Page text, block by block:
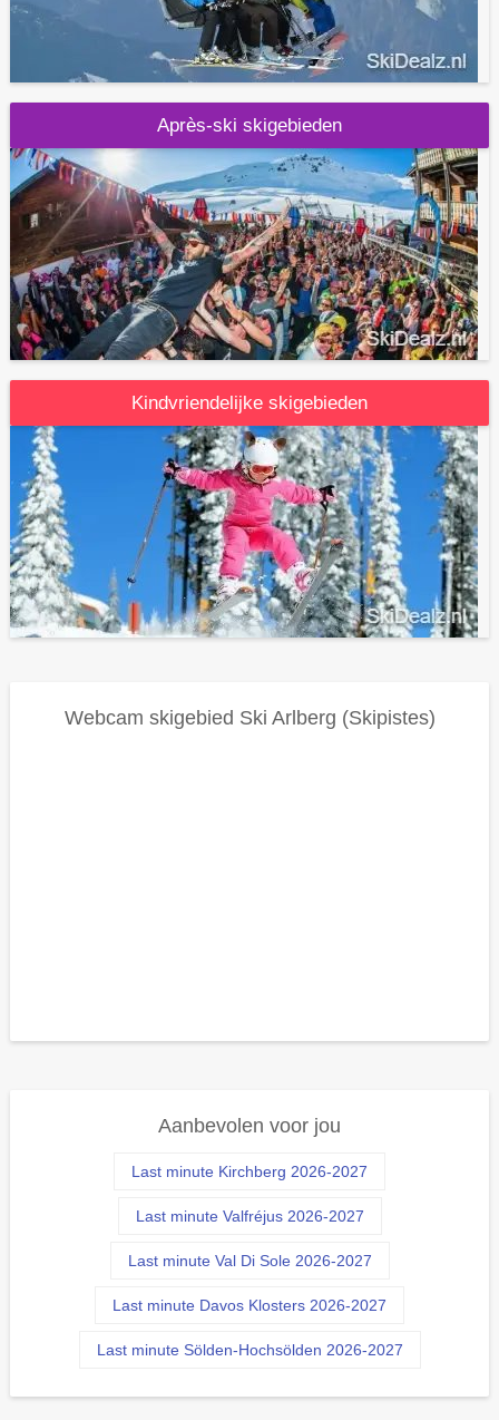
Après-ski skigebieden
Kindvriendelijke skigebieden
Webcam skigebied Ski Arlberg (skipistes)
Aanbevolen voor jou
Last minute Kirchberg 2026-2027
Last minute Valfréjus 2026-2027
Last minute Val Di Sole 2026-2027
Last minute Davos Klosters 2026-2027
Last minute Sölden-Hochsölden 2026-2027